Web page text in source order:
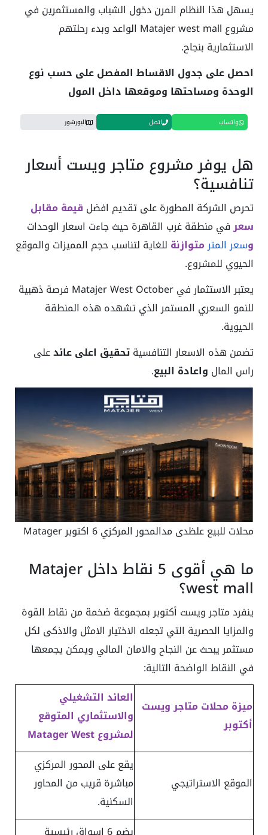
يسهل هذا النظام المرن دخول الشباب والمستثمرين في
مشروع Matajer west mall الواعد وبدء رحلتهم
الاستثمارية بنجاح.
احصل على جدول الاقساط المفصل على حسب نوع
الوحدة ومساحتها وموقعها داخل المول
واتساب اتصل البورشور
هل يوفر مشروع متاجر ويست أسعار
تنافسية؟
تحرص الشركة المطورة على تقديم افضل قيمة مقابل
سعرفي منطقة غرب القاهرة حيث جاءت اسعار الوحدات
وسعر المترمتوازنة للغاية لتناسب حجم المميزات والموقع
الحيوي للمشروع.
يعتبر الاستثمار في Matajer West October فرصة ذهبية
للنمو السعري المستمر الذي تشهده هذه المنطقة
الحيوية.
تضمن هذه الاسعار التنافسيةتحقيق اعلى عائدعلى
راس المال واعادة البيع.
محلات للبيع علظدى مدالمحور المركزي 6 اكتوبر Matager
ما هي أقوى 5 نقاط داخل Matajer
west mall؟
ينفرد متاجر ويست أكتوبر بمجموعة ضخمة من نقاط القوة
والمزايا الحصرية التي تجعله الاختيار الامثل والاذكى لكل
مستثمر يبحث عن النجاح والامان المالي ويمكن يجمعها
في النقاط الواضحة التالية:
ميزة محلات متاجر ويست
أكتوبر
العائد التشغيلي
والاستثماري المتوقع
لمشروع Matager West
الموقع الاستراتيجي
يقع على المحور المركزي
مباشرة قريب من المحاور
السكنية.